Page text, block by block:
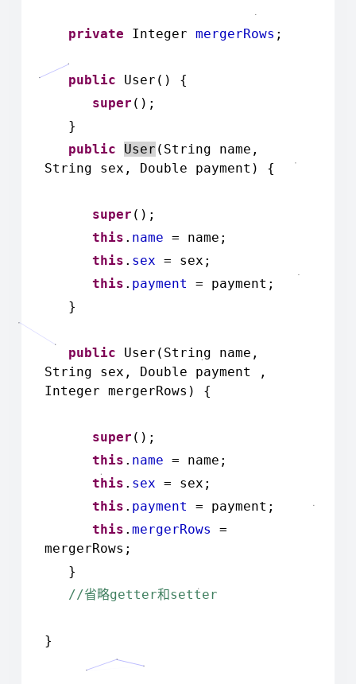
private Integer mergerRows ;
public User() {
super ();
}
public
User (String name,
String sex, Double payment) {
super ();
this . name = name;
this . sex = sex;
this . payment
= payment;
}
public User(String name,
String sex, Double payment ,
Integer mergerRows) {
super ();
this . name = name;
this . sex = sex;
this . payment
= payment;
this . mergerRows
=
mergerRows;
}
//省略getter和setter
}